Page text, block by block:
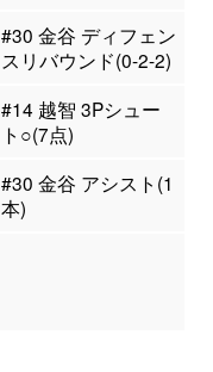
#30 金谷 ディフェン
スリバウンド(0-2-2)
#14 越智 3Pシュー
ト○(7点)
#30 金谷 アシスト(1
本)